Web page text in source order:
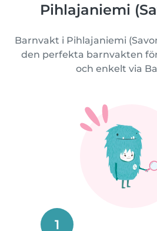
Pihlajaniemi
Barnvakt i Pihlajaniemi
den perfekta barnvakten
och enkelt via
1